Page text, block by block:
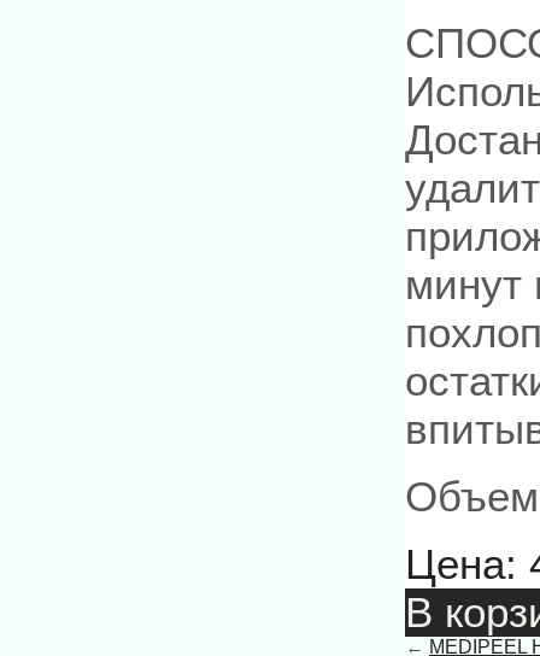
минут
Цена:
В
← MEDIPEEL